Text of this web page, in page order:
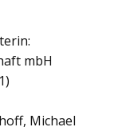
mbH
Michael